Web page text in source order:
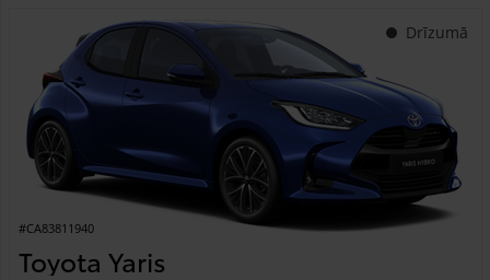
Drīzumā
#CA83811940
Toyota Yaris